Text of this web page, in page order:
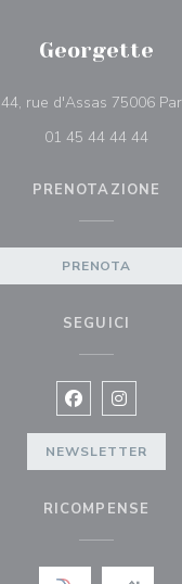
Georgette
44, rue d'Assas 75006
01 45 44 44 44
PRENOTAZIONE
PRENOTA
SEGUICI
Facebook
NEWSLETTER
RICOMPENSE